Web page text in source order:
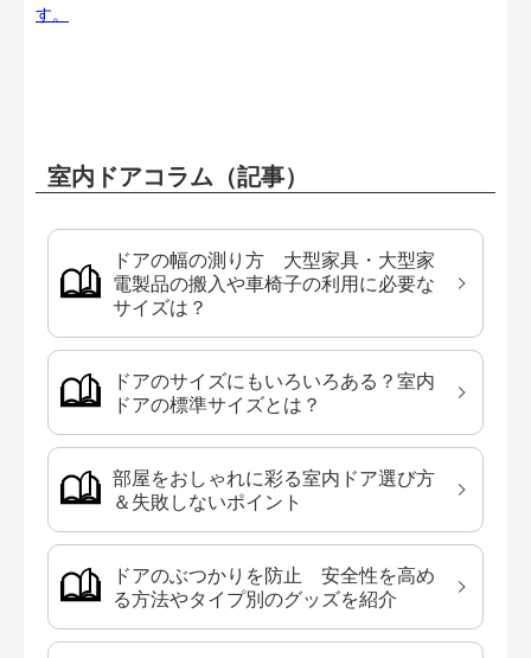
す。
室内ドアコラム（記事）
ドアの幅の測り方 大型家具・大型家
電製品の搬入や車椅子の利用に必要な
サイズは？
ドアのサイズにもいろいろある？室内
ドアの標準サイズとは？
部屋をおしゃれに彩る室内ドア選び方
＆失敗しないポイント
ドアのぶつかりを防止 安全性を高め
る方法やタイプ別のグッズを紹介